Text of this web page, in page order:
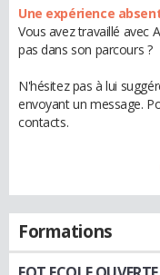
Une expérience
Vous avez travaillé avec
pas dans son parcours ?
N'hésitez pas à lui
envoyant un message.
contacts.
Formations